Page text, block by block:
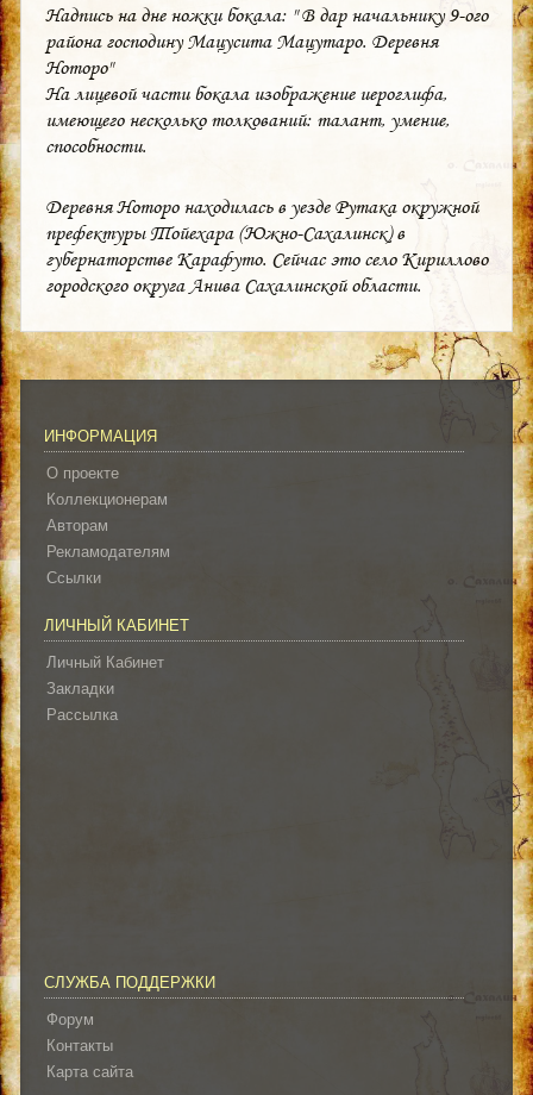
Надпись на дне ножки бокала: " В дар начальнику 9-ого
района господину Мацусита Мацутаро. Деревня
Ноторо"
На лицевой части бокала изображение иероглифа,
имеющего несколько толкований: талант, умение,
способности.
Деревня Ноторо находилась в уезде Рутака окружной
префектуры Тойехара (Южно-Сахалинск) в
губернаторстве Карафуто. Сейчас это село Кириллово
городского округа Анива Сахалинской области.
ИНФОРМАЦИЯ
О проекте
Коллекционерам
Авторам
Рекламодателям
Ссылки
ЛИЧНЫЙ КАБИНЕТ
Личный Кабинет
Закладки
Рассылка
СЛУЖБА ПОДДЕРЖКИ
Форум
Контакты
Карта сайта